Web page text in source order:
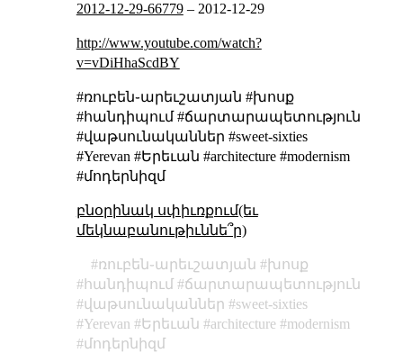
2012-12-29-66779– 2012-12-29
http://www.youtube.com/watch?
v=vDiHhaScdBY
#ռուբեն֊արեւշատյան #խոսք
#հանդիպում #ճարտարապետություն
#վաթսունականներ #sweet-sixties
#Yerevan #Երեւան #architecture #modernism
#մոդերնիզմ
բնօրինակ սփիւռքում(եւ
մեկնաբանութիւննե՞ր)
ռուբեն֊արեւշատյան
խոսք
հանդիպում
ճարտարապետություն
վաթսունականներ
sweet-sixties
Yerevan
Երեւան architecture
modernism
մոդերնիզմ